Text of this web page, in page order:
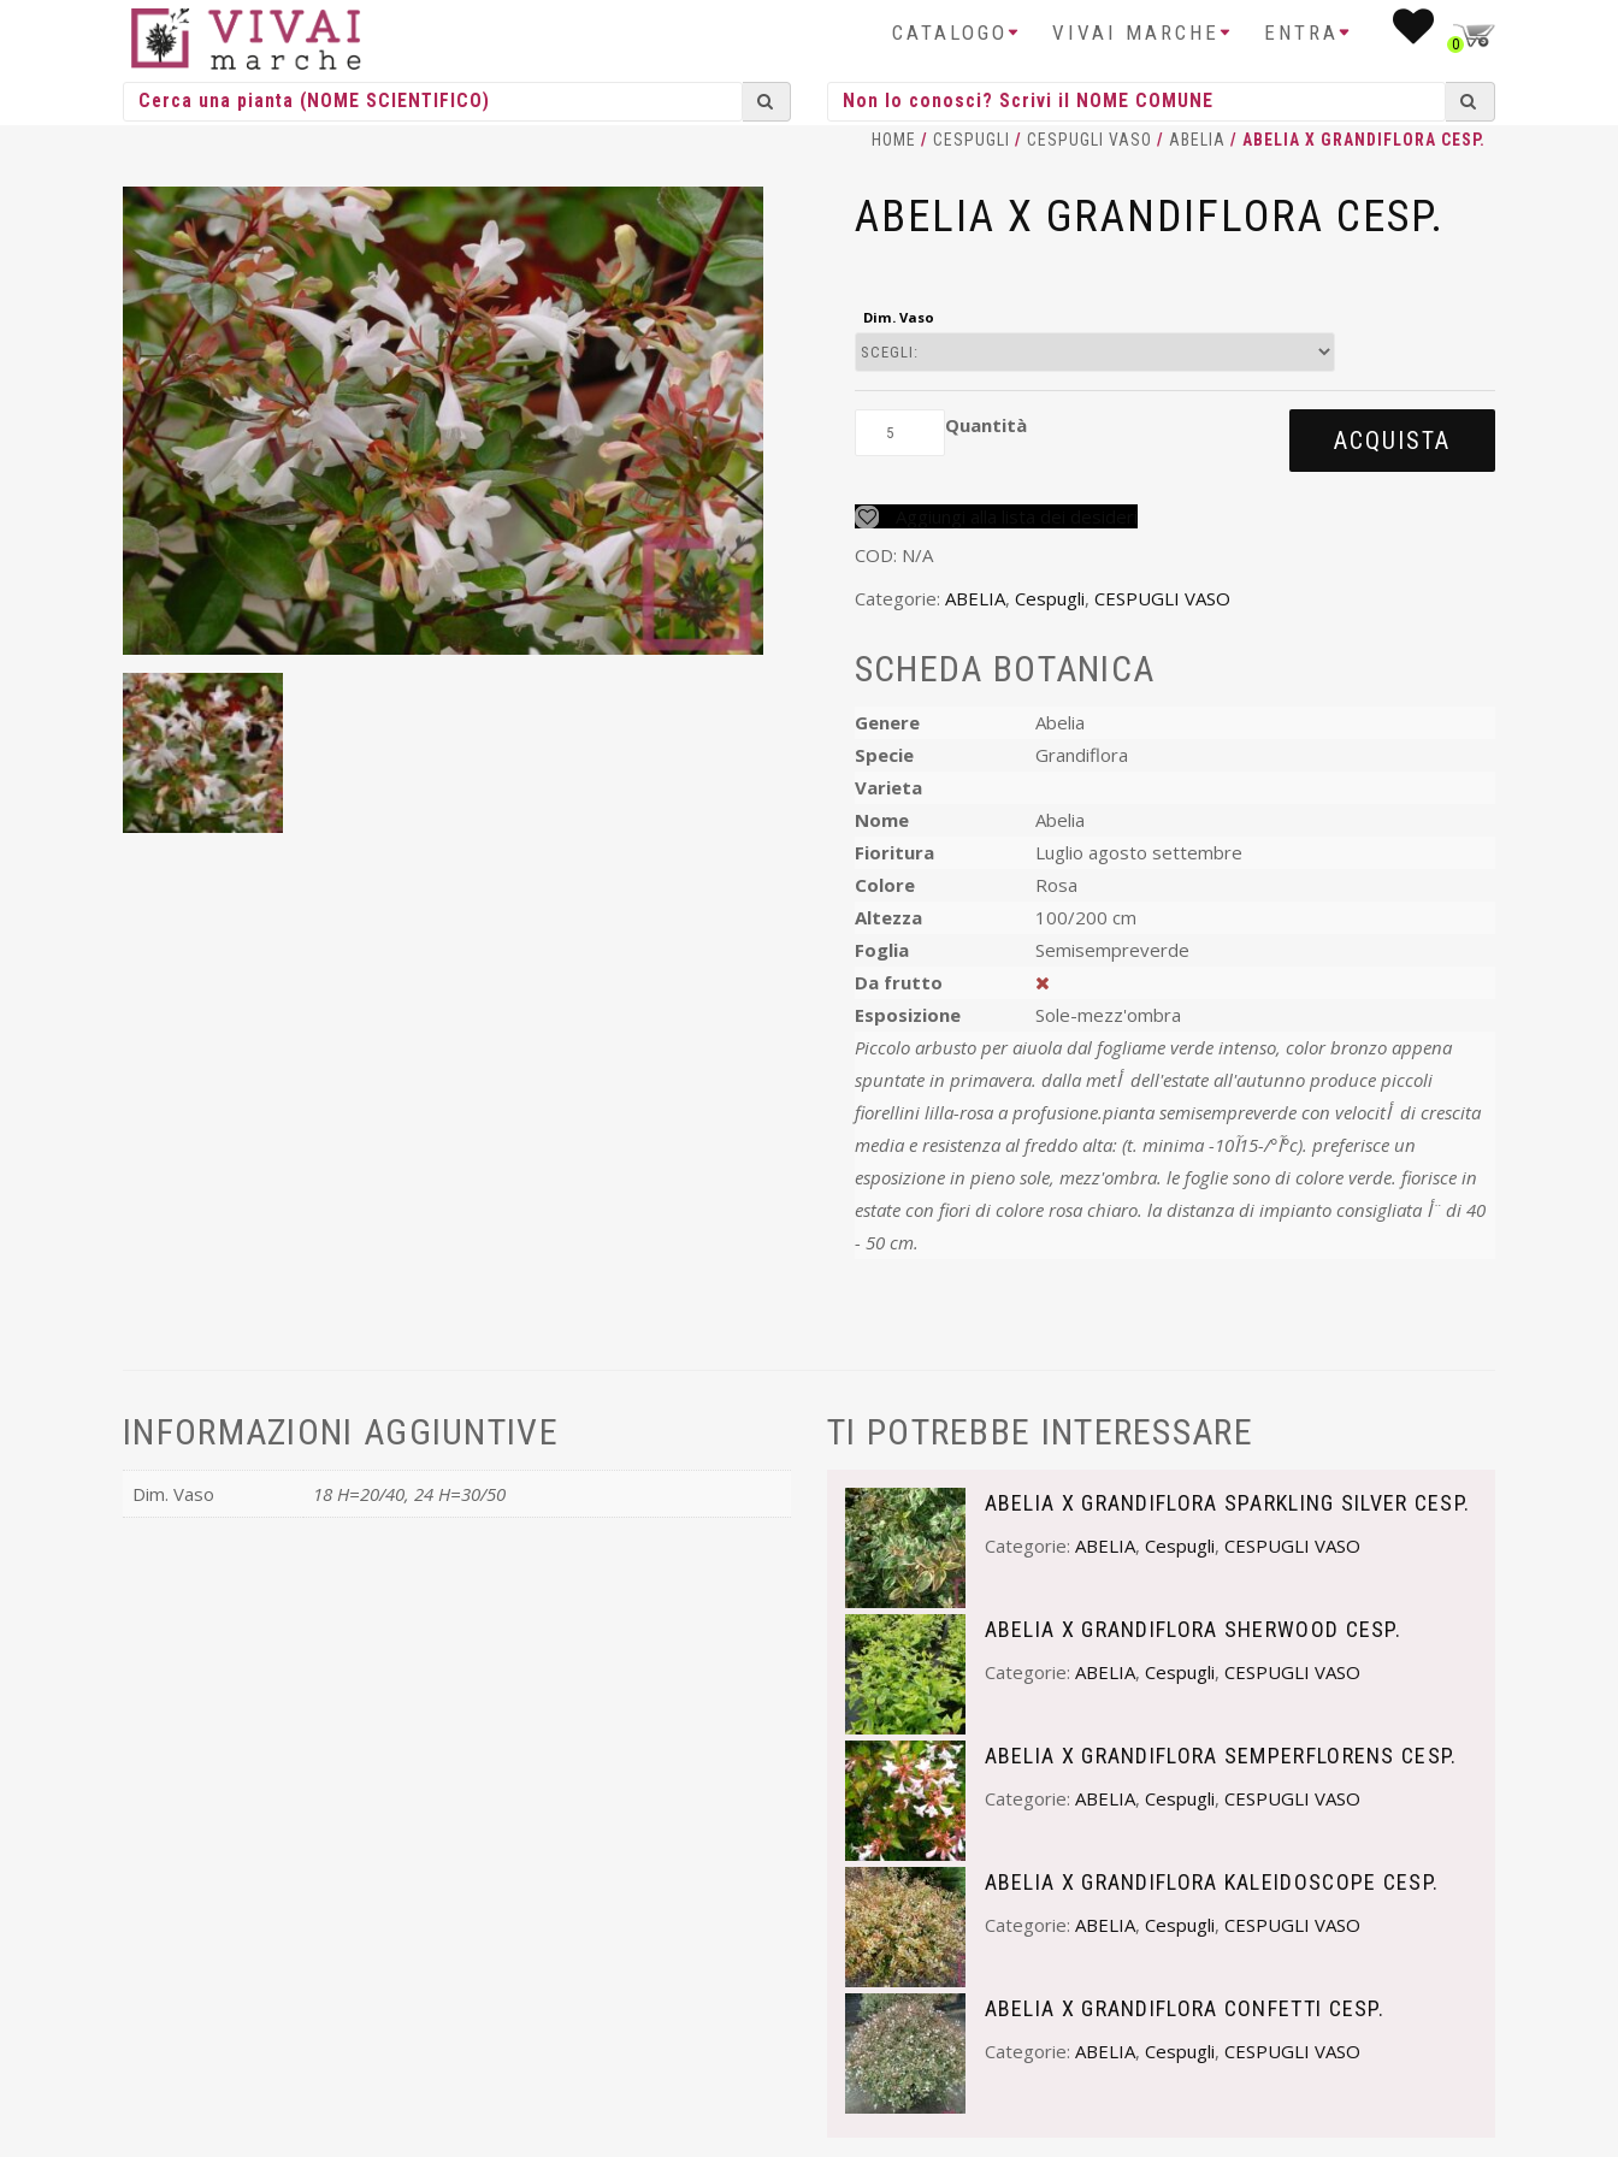
CATALOGO VIVAI MARCHE ENTRA 0
HOME / CESPUGLI / CESPUGLI VASO / ABELIA / ABELIA X GRANDIFLORA CESP.
ABELIA X GRANDIFLORA CESP.
Dim. Vaso
Quantità
ACQUISTA
COD: N/A
Categorie: ABELIA, Cespugli, CESPUGLI VASO
SCHEDA BOTANICA
Genere
Abelia
Specie
Grandiflora
Varieta
Nome
Abelia
Fioritura
Luglio agosto settembre
Colore
Rosa
Altezza
100/200 cm
Foglia
Semisempreverde
Da frutto
Esposizione
Sole-mezz'ombra
Piccolo arbusto per aiuola dal fogliame verde intenso, color bronzo appena
spuntate in primavera. dalla metأ dell'estate all'autunno produce piccoli
fiorellini lilla-rosa a profusione.pianta semisempreverde con velocitأ di crescita
media e resistenza al freddo alta: (t. minima -10آ°/-15آ°c). preferisce un
esposizione in pieno sole, mezz'ombra. le foglie sono di colore verde. fiorisce in
estate con fiori di colore rosa chiaro. la distanza di impianto consigliata أ¨ di 40
- 50 cm.
INFORMAZIONI AGGIUNTIVE
Dim. Vaso 18 H=20/40, 24 H=30/50
TI POTREBBE INTERESSARE
ABELIA X GRANDIFLORA SPARKLING SILVER CESP.
Categorie: ABELIA, Cespugli, CESPUGLI VASO
ABELIA X GRANDIFLORA SHERWOOD CESP.
Categorie: ABELIA, Cespugli, CESPUGLI VASO
ABELIA X GRANDIFLORA SEMPERFLORENS CESP.
Categorie: ABELIA, Cespugli, CESPUGLI VASO
ABELIA X GRANDIFLORA KALEIDOSCOPE CESP.
Categorie: ABELIA, Cespugli, CESPUGLI VASO
ABELIA X GRANDIFLORA CONFETTI CESP.
Categorie: ABELIA, Cespugli, CESPUGLI VASO